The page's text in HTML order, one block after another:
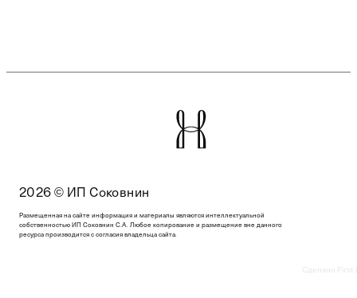
2026 © ИП Соковнин
Размещенная на сайте информация и материалы являются интеллектуальной
собственностью ИП Соковнин С.А. Любое копирование и размещение вне данного
ресурса производится с согласия владельца сайта.